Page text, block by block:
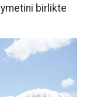
birlikte